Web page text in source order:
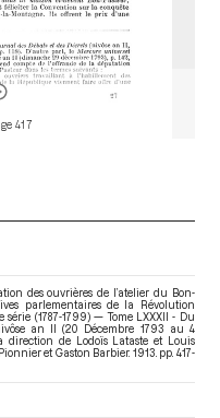
417
des ouvrières de l’atelier du Bon-
parlementaires de la Révolution
(1787-1799) — Tome LXXXII - Du
an II (20 Décembre 1793 au 4
direction de Lodoïs Lataste et Louis
et Gaston Barbier. 1913. pp. 417-